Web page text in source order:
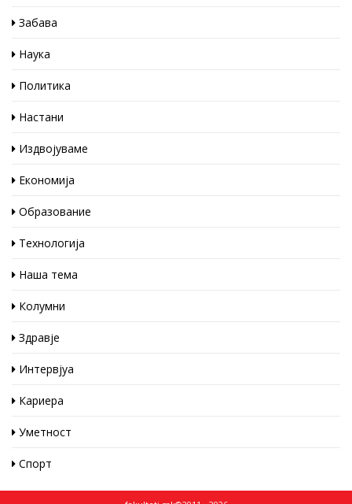
Забава
Наука
Политика
Настани
Издвојуваме
Економија
Образование
Технологија
Наша тема
Колумни
Здравје
Интервјуа
Кариера
Уметност
Спорт